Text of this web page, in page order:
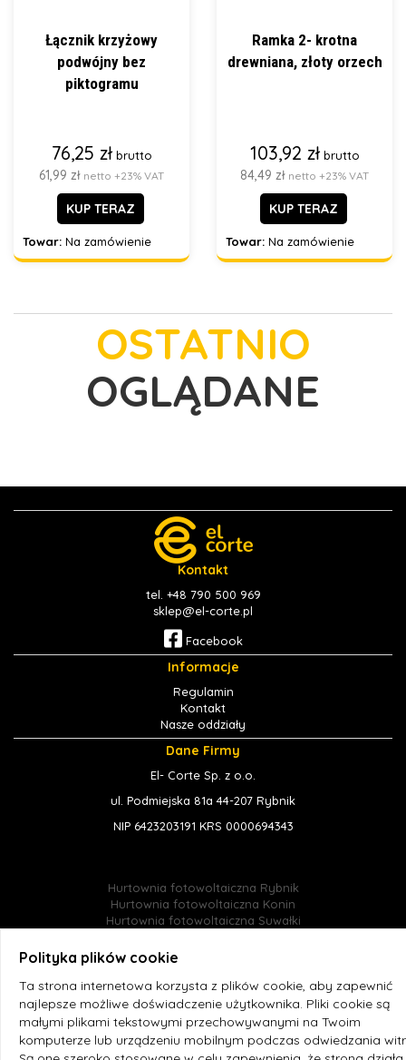
Łącznik krzyżowy
podwójny bez
piktogramu
76,25 zł brutto
61,99 zł netto +23% VAT
KUP TERAZ
Towar: Na zamówienie
Ramka 2- krotna
drewniana, złoty orzech
103,92 zł brutto
84,49 zł netto +23% VAT
KUP TERAZ
Towar: Na zamówienie
OSTATNIO
OGLĄDANE
Kontakt
tel. +48 790 500 969
sklep@el-corte.pl
Facebook
Informacje
Regulamin
Kontakt
Nasze oddziały
Dane Firmy
El- Corte Sp. z o.o.
ul. Podmiejska 81a 44-207 Rybnik
NIP 6423203191 KRS 0000694343
Hurtownia fotowoltaiczna Rybnik
Hurtownia fotowoltaiczna Konin
Hurtownia fotowoltaiczna Suwałki
Hurtownia fotowoltaiczna Śląsk
Hurtownia fotowoltaiczna online
Hurtownia fotowoltaiczna El-corte
Polityka plików cookie
Ta strona internetowa korzysta z plików cookie, aby zapewnić
najlepsze możliwe doświadczenie użytkownika. Pliki cookie są
małymi plikami tekstowymi przechowywanymi na Twoim
komputerze lub urządzeniu mobilnym podczas odwiedzania